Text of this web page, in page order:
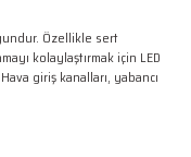
Özellikle sert
kolaylaştırmak için LED
giriş kanalları, yabancı